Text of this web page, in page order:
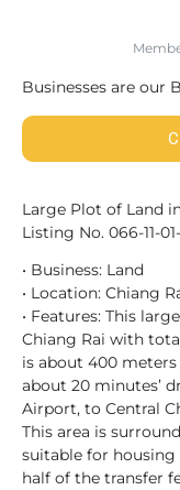
Businesses are our
Large Plot of Land
Listing No. 066-11-
• Business: Land
• Location: Chiang
• Features: This
Chiang Rai with total
is about 400
about 20 minutes’
Airport, to Central
This area is
suitable for housing
half of the transfer